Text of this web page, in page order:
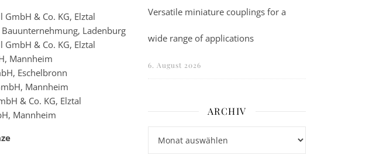
& Co. KG, Elztal
Bauunternehmung, Ladenburg
& Co. KG, Elztal
Mannheim
Eschelbronn
Mannheim
& Co. KG, Elztal
Mannheim
Versatile miniature couplings for a
wide range of applications
6. August 2026
ARCHIV